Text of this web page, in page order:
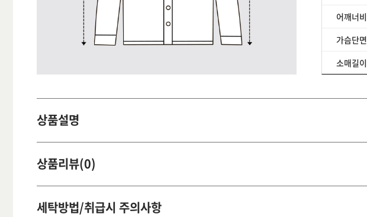
어깨너비
가슴단면
소매길이
상품설명
상품리뷰(0)
세탁방법/취급시 주의사항